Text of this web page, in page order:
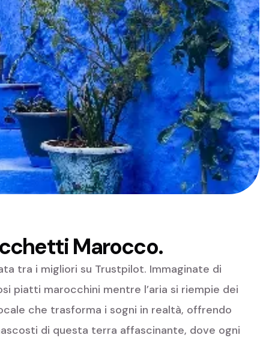
Marocco.
tra i migliori su Trustpilot. Immaginate di
piatti marocchini mentre l’aria si riempie dei
che trasforma i sogni in realtà, offrendo
di questa terra affascinante, dove ogni